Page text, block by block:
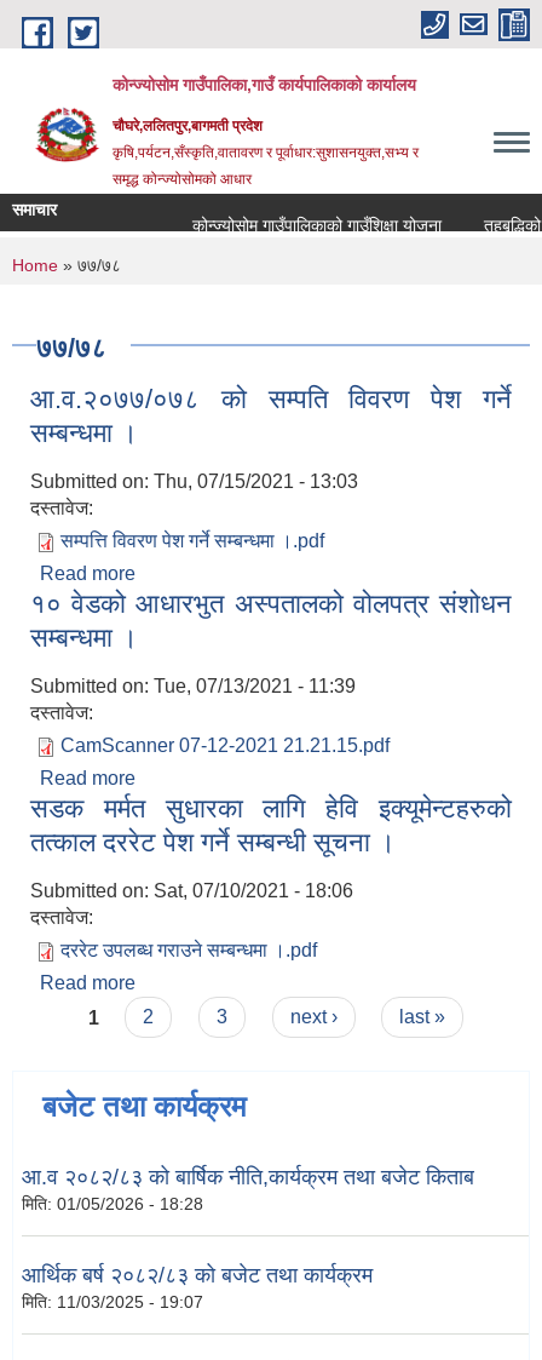
Skip to main content
कोन्ज्योसोम गाउँपालिका,गाउँ कार्यपालिकाको कार्यालय
चौघरे,ललितपुर,बागमती प्रदेश
कृषि,पर्यटन,सँस्कृति,वातावरण र पूर्वाधार:सुशासनयुक्त,सभ्य र
समृद्ध कोन्ज्योसोमको आधार
समाचार
कोन्ज्योसोम गाउँपालिकाको गाउँशिक्षा योजना
तहबृद्धिको
You are here
Home » ७७/७८
७७/७८
आ.व.२०७७/०७८ को सम्पति विवरण पेश गर्ने
सम्बन्धमा ।
Submitted on: Thu, 07/15/2021 - 13:03
दस्तावेज:
सम्पत्ति विवरण पेश गर्ने सम्बन्धमा ।.pdf
Read more
सम्बन्धमा ।
१० वेडको आधारभुत अस्पतालको वोलपत्र संशोधन
सम्बन्धमा ।
Submitted on: Tue, 07/13/2021 - 11:39
दस्तावेज:
CamScanner 07-12-2021 21.21.15.pdf
Read more
सम्बन्धमा ।
सडक मर्मत सुधारका लागि हेवि इक्यूमेन्टहरुको
तत्काल दररेट पेश गर्ने सम्बन्धी सूचना ।
Submitted on: Sat, 07/10/2021 - 18:06
दस्तावेज:
दररेट उपलब्ध गराउने सम्बन्धमा ।.pdf
Read more
तत्काल दररेट पेश गर्ने सम्बन्धी सूचना ।
Pages
1 2 3 next › last »
बजेट तथा कार्यक्रम
आ.व २०८२/८३ को बार्षिक नीति,कार्यक्रम तथा बजेट किताब
मिति: 01/05/2026 - 18:28
आर्थिक बर्ष २०८२/८३ को बजेट तथा कार्यक्रम
मिति: 11/03/2025 - 19:07